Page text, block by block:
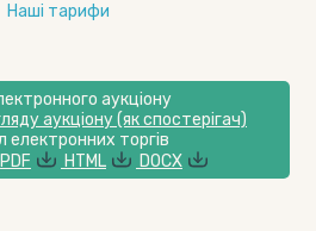
Наші тарифи
аукціону
аукціону (як спостерігач)
електронних торгів
PDF HTML DOCX